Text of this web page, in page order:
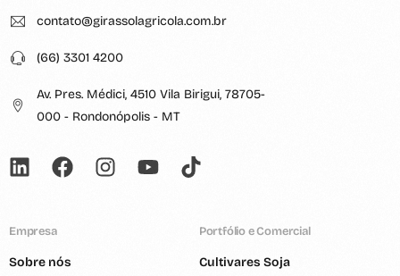
contato@girassolagricola.com.br
(66) 3301 4200
Av. Pres. Médici, 4510 Vila Birigui, 78705-
000 - Rondonópolis - MT
Empresa
Sobre nós
Portfólio e Comercial
Cultivares Soja